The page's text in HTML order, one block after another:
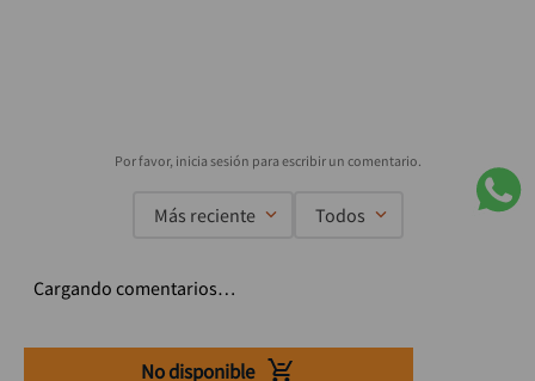
No disponible
Más reciente Todos
Cargando comentarios…